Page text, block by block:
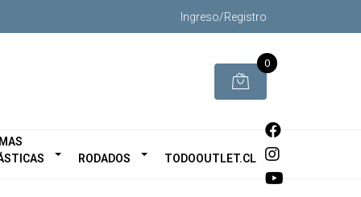
Ingreso/Registro
0
RODADOS TODOOUTLET.CL